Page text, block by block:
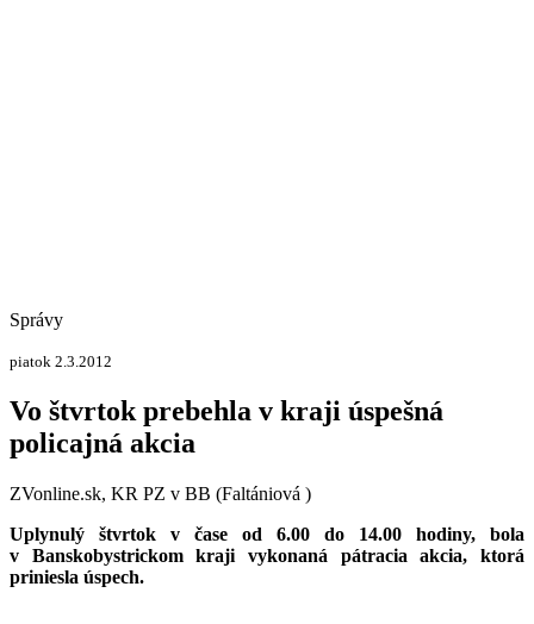
Správy
piatok 2.3.2012
Vo štvrtok prebehla v kraji úspešná
policajná akcia
ZVonline.sk, KR PZ v BB (Faltániová )
Uplynulý štvrtok v čase od 6.00 do 14.00 hodiny, bola
v Banskobystrickom kraji vykonaná pátracia akcia, ktorá
priniesla úspech.